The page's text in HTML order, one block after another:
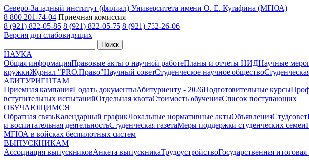
Северо-Западный институт (филиал) Университета имени О. Е. Кутафина (МГЮА)
8 800 201-74-04 Приемная комиссия
8 (921) 822-05-85 8 (921) 822-05-75 8 (921) 732-26-06
Версия для слабовидящих
Поиск
НАУКА
Общая информацияПравовые акты о научной работеПланы и отчеты НИДНаучные
кружкиЖурнал "PRO.Право"Научный советСтуденческое научное общество
АБИТУРИЕНТАМ
Приемная кампанияПодать документыАбитуриенту - 2026Подготовительные курсы
вступительных испытанийОтдельная квотаСтоимость обученияCписок поступающих
ОБУЧАЮЩИМСЯ
Обратная связьКалендарный графикЛокальные нормативные актыОбъявленияСтудсовет
и воспитательная деятельностьСтуденческая газетаМеры поддержки студенческих семей
МГЮА в войсках беспилотных систем
ВЫПУСКНИКАМ
Ассоциация выпускниковАнкета выпускникаТрудоустройствоГосударственная итоговая